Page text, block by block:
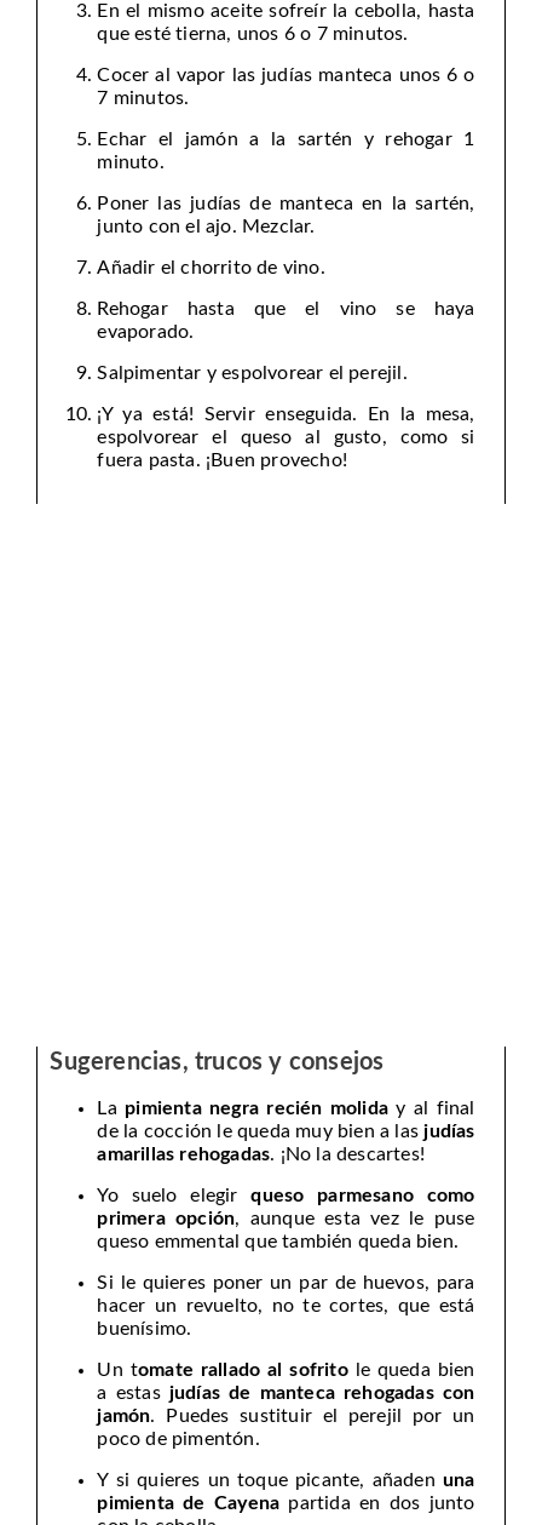
En el mismo aceite sofreír la cebolla, hasta
que esté tierna, unos 6 o 7 minutos.
Cocer al vapor las judías manteca unos 6 o
7 minutos.
Echar el jamón a la sartén y rehogar 1
minuto.
Poner las judías de manteca en la sartén,
junto con el ajo. Mezclar.
Añadir el chorrito de vino.
Rehogar hasta que el vino se haya
evaporado.
Salpimentar y espolvorear el perejil.
¡Y ya está! Servir enseguida. En la mesa,
espolvorear el queso al gusto, como si
fuera pasta. ¡Buen provecho!
Sugerencias, trucos y consejos
La pimienta negra recién molida y al final
de la cocción le queda muy bien a lasjudías
amarillas rehogadas. ¡No la descartes!
Yo suelo elegirqueso parmesano como
primera opción, aunque esta vez le puse
queso emmental que también queda bien.
Si le quieres poner un par de huevos, para
hacer un revuelto, no te cortes, que está
buenísimo.
Un tomate rallado al sofritole queda bien
a estas judías de manteca rehogadas con
jamón. Puedes sustituir el perejil por un
poco de pimentón.
Y si quieres un toque picante, añaden una
pimienta de Cayena partida en dos junto